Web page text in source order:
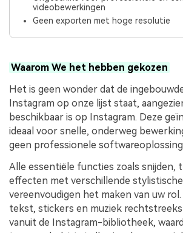
videobewerkingen
Geen exporten met hoge resolutie
Waarom We het hebben gekozen
Het is geen wonder dat de
Instagram op onze lijst staat,
beschikbaar is op Instagram. Deze
ideaal voor snelle, onderweg
geen professionele
Alle essentiële functies zoals snijden,
effecten met verschillende
vereenvoudigen het maken van uw
tekst, stickers en muziek
vanuit de Instagram-bibliotheek,